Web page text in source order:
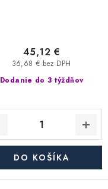
Dodanie do 3 týždňov
36,68 € bez DPH
45,12 €
DO KOŠÍKA